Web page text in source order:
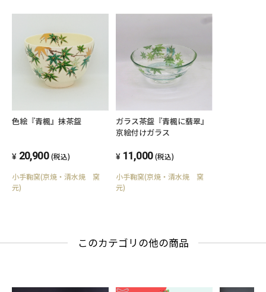
色絵『青楓』抹茶盌
20,900 (税込)
小手鞠窯(京焼・清水焼 窯
元)
ガラス茶盌『青楓に翡翠』
京絵付けガラス
11,000 (税込)
小手鞠窯(京焼・清水焼 窯
元)
このカテゴリの他の商品